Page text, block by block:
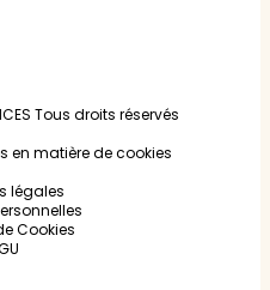
Tous droits réservés
en matière de cookies
légales
Cookies